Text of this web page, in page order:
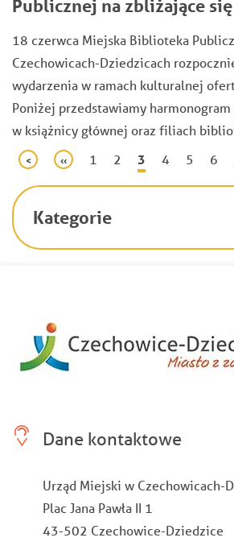
Publicznej na zbliżające
18 czerwca Miejska Biblioteka
Czechowicach-Dziedzicach
wydarzenia w ramach kulturalnej
Poniżej przedstawiamy
w książnicy głównej oraz filiach
Stronicowanie
Pierwsza
<
Poprzednia
‹‹ Page
1 Page
2
Bieżąca
3 Page
4 Page
5 6
Kategorie
Dane kontaktowe
Urząd Miejski w Czechowicach-
Plac Jana Pawła II 1
43-502 Czechowice-Dziedzice